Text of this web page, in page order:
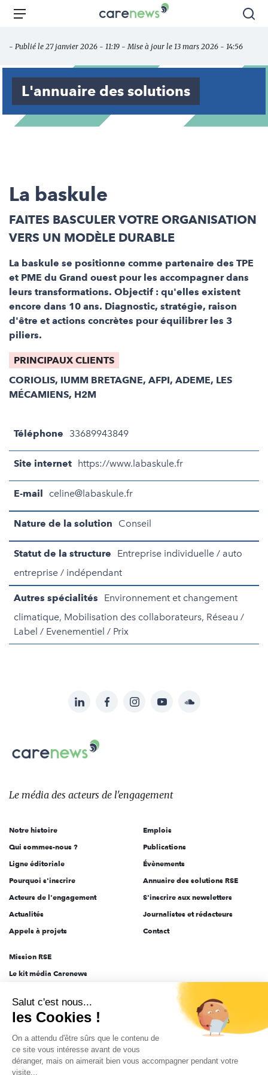
Aller
principal
Carenews,
des
acteurs
l'engagement
Menu
- Publié le 27 janvier 2026 - 11:19 - Mise à jour le 13 mars 2026 - 14:56
L'annuaire des solutions
La baskule
FAITES BASCULER VOTRE ORGANISATION
VERS UN MODÈLE DURABLE
La baskule se positionne comme partenaire des TPE
et PME du Grand ouest pour les accompagner dans
leurs transformations. Objectif : qu'elles existent
encore dans 10 ans. Diagnostic, stratégie, raison
d'être et actions concrètes pour équilibrer les 3
piliers.
PRINCIPAUX CLIENTS
CORIOLIS, IUMM BRETAGNE, AFPI, ADEME, LES
MÉCAMIENS, H2M
Téléphone 33689943849
Site internet https://www.labaskule.fr
E-mail celine@labaskule.fr
Nature de la solution Conseil
Statut de la structure
Entreprise individuelle / auto
entreprise / indépendant
Autres spécialités
Environnement et changement
climatique, Mobilisation des collaborateurs, Réseau /
Label / Evenementiel / Prix
sur:
LinkedInFacebookInstagramYouTubeSoundcloud
Carenews,
Le
des
l'engagement
Le média des acteurs de l'engagement
Notre histoire
Qui sommes-nous ?
Ligne éditoriale
Pourquoi s'inscrire
Acteurs de l'engagement
Actualités
Appels à projets
Emplois
Publications
Évènements
Annuaire des solutions RSE
S'inscrire aux newsletters
Journalistes et rédacteurs
Contact
Mission RSE
Le kit média Carenews
AEF info
Novethic
PRODURABLE
Inclusiv Day
Salut c'est nous...
les Cookies !
On a attendu d'être sûrs que le contenu de
ce site vous intéresse avant de vous
déranger, mais on aimerait bien vous accompagner pendant votre
visite...